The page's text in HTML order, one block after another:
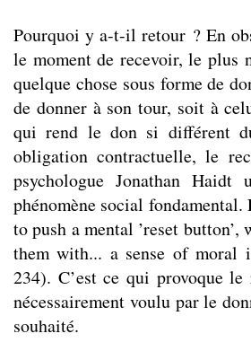
Pourquoi y a-t-il retour ? En
le moment de recevoir, le plus
quelque chose sous forme de
de donner à son tour, soit à
qui rend le don si différent
obligation contractuelle, le
psychologue Jonathan
phénomène social
to push a mental ’reset
them with... a sense of moral
234). C’est ce qui provoque
nécessairement voulu par le
souhaité.